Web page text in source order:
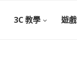
3C 教學 遊戲